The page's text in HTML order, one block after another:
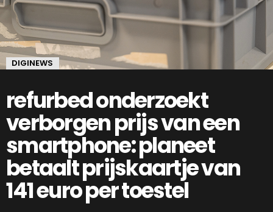
DIGINEWS
refurbed onderzoekt
verborgen prijs van een
smartphone: planeet
betaalt prijskaartje van
141 euro per toestel